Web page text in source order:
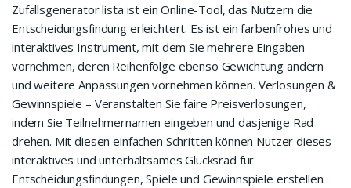
Zufallsgenerator lista ist ein Online-Tool, das Nutzern die
Entscheidungsfindung erleichtert. Es ist ein farbenfrohes und
interaktives Instrument, mit dem Sie mehrere Eingaben
vornehmen, deren Reihenfolge ebenso Gewichtung ändern
und weitere Anpassungen vornehmen können. Verlosungen &
Gewinnspiele – Veranstalten Sie faire Preisverlosungen,
indem Sie Teilnehmernamen eingeben und dasjenige Rad
drehen. Mit diesen einfachen Schritten können Nutzer dieses
interaktives und unterhaltsames Glücksrad für
Entscheidungsfindungen, Spiele und Gewinnspiele erstellen.